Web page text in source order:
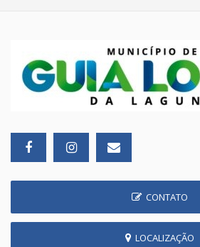
CONTATO
LOCALIZAÇÃO